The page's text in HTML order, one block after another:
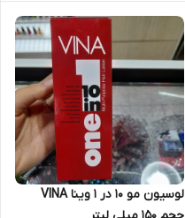
لوسیون مو 10 در 1 وینا VINA